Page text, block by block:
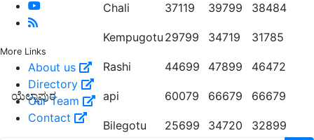
More Links
About us
Directory
Our Team
Contact
Chali 37119 39799 38484
Kempugotu 29799 34719 31785
Rashi 44699 47899 46472
ಯೆಲ್ಲಾಪುರ api 60079 66679 66679
Bilegotu 25699 34720 32899